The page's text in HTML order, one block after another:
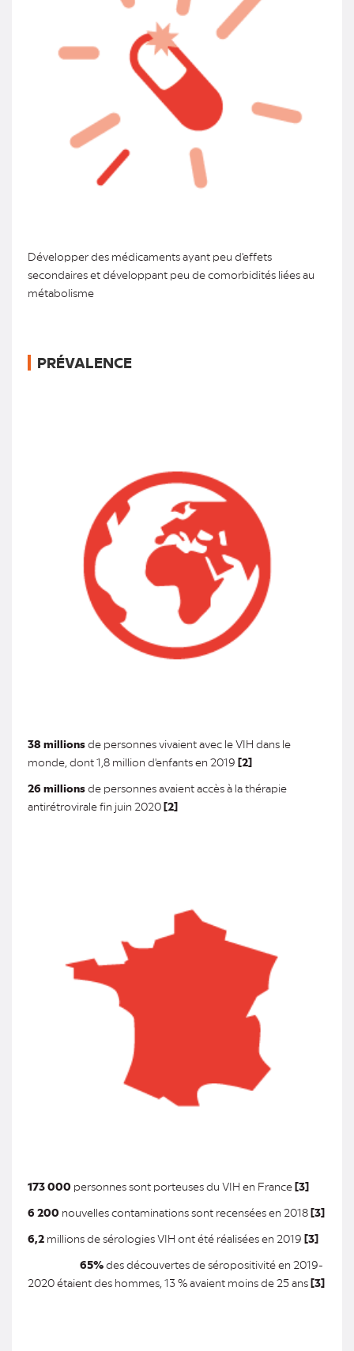
Développer des médicaments ayant peu d'effets
secondaires et développant peu de comorbidités liées au
métabolisme
PRÉVALENCE
38 millionsde personnes vivaient avec le VIH dans le
monde, dont 1,8 million d'enfants en 2019 [2]
26 millionsde personnes avaient accès à la thérapie
antirétrovirale fin juin 2020[2]
173 000 personnes sont porteuses du VIH en France[3]
6 200 nouvelles contaminations sont recensées en 2018[3]
6,2 millions de sérologies VIH ont été réalisées en 2019 [3]
65%des découvertes de séropositivité en 2019-
2020 étaient des hommes, 13 % avaient moins de 25 ans[3]